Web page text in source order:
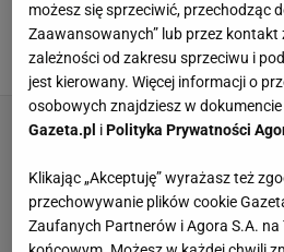
Placki z cukinii -
można. Żadnych
CUKINIA NEWS PLACKI
możesz się sprzeciwić, przechodząc
Zaawansowanych” lub przez
zależności od zakresu sprzeciwu i
jest kierowany. Więcej informacji o
osobowych znajdziesz w
Gazeta.pl iPolityka Prywatności
Klikając „Akceptuję” wyrażasz też
przechowywanie plików cookie
Zaufanych Partnerów i Agora S.A.